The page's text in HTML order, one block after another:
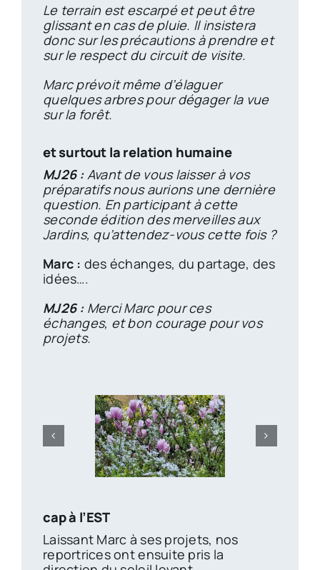
Le terrain est escarpé et peut être
glissant en cas de pluie. Il insistera
donc sur les précautions à prendre et
sur le respect du circuit de visite.
Marc prévoit même d’élaguer
quelques arbres pour dégager la vue
sur la forêt.
et surtout la relation humaine
MJ26 :Avant de vous laisser à vos
préparatifs nous aurions une dernière
question. En participant à cette
seconde édition des merveilles aux
Jardins, qu’attendez-vous cette fois ?
Marc : des échanges, du partage, des
idées….
MJ26 :Merci Marc pour ces
échanges, et bon courage pour vos
projets.
cap à l’EST
Laissant Marc à ses projets, nos
reportrices ont ensuite pris la